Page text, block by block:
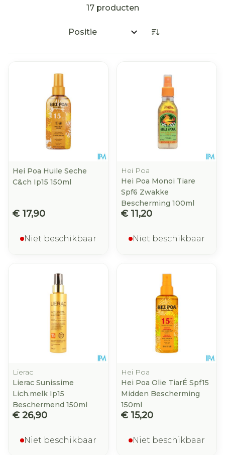
17producten
Sorteer op:
Hei Poa Huile Seche
C&ch Ip15 150ml
€ 17,90
Niet beschikbaar
Hei Poa
Hei Poa Monoi Tiare
Spf6 Zwakke
Bescherming 100ml
€ 11,20
Niet beschikbaar
Lierac
Lierac Sunissime
Lich.melk Ip15
Beschermend 150ml
€ 26,90
Niet beschikbaar
Hei Poa
Hei Poa Olie TiarÉ Spf15
Midden Bescherming
150ml
€ 15,20
Niet beschikbaar